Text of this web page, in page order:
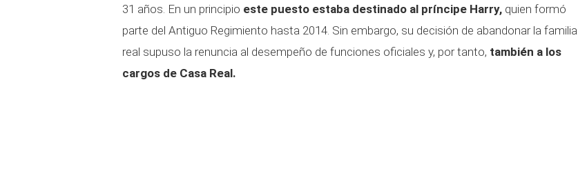
31 años. En un principio este puesto estaba destinado al príncipe Harry, quien formó
parte del Antiguo Regimiento hasta 2014. Sin embargo, su decisión de abandonar la familia
real supuso la renuncia al desempeño de funciones oficiales y, por tanto, también a los
cargos de Casa Real.